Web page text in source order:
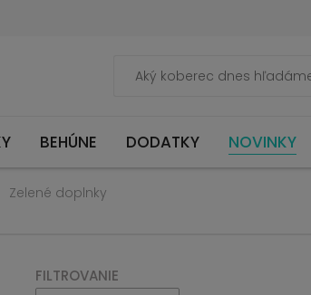
BEHÚNE DODATKY NOVINKY
Zelené doplnky
FILTROVANIE